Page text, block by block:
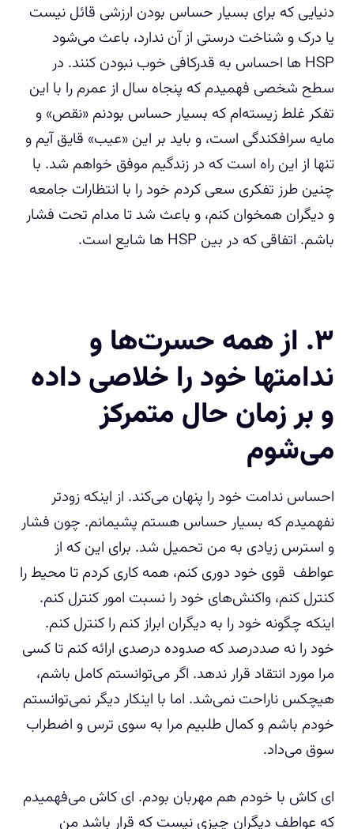
دنیایی که برای بسیار حساس بودن ارزشی قائل نیست
یا درک و شناخت درستی از آن ندارد، باعث می‌شود
HSP ها احساس به قدرکافی خوب نبودن کنند. در
سطح شخصی فهمیدم که پنجاه سال از عمرم را با این
تفکر غلط زیسته‌ام که بسیار حساس بودنم «نقص» و
مایه سرافکندگی است، و باید بر این «عیب» قایق آیم و
تنها از این راه است که در زندگیم موفق خواهم شد. با
چنین طرز تفکری سعی کردم خود را با انتظارات جامعه
و دیگران همخوان کنم، و باعث شد تا مدام تحت فشار
باشم. اتفاقی که در بین HSP ها شایع است.
۳. از همه حسرت‌ها و
ندامتها خود را خلاصی داده
و بر زمان حال متمرکز
می‌شوم
احساس ندامت خود را پنهان می‌کند. از اینکه زودتر
نفهمیدم که بسیار حساس هستم پشیمانم. چون فشار
و استرس زیادی به من تحمیل شد. برای این که از
عواطف قوی خود دوری کنم، همه کاری کردم تا محیط را
کنترل کنم، واکنش‌های خود را نسبت امور کنترل کنم.
اینکه چگونه خود را به دیگران ابراز کنم را کنترل کنم.
خود را نه صددرصد که صدوده درصدی ارائه کنم تا کسی
مرا مورد انتقاد قرار ندهد. اگر می‌توانستم کامل باشم،
هیچکس ناراحت نمی‌شد. اما با اینکار دیگر نمی‌توانستم
خودم باشم و کمال طلبیم مرا به سوی ترس و اضطراب
سوق می‌داد.
ای کاش با خودم هم مهربان بودم. ای کاش می‌فهمیدم
که عواطف دیگران چیزی نیست که قرار باشد من